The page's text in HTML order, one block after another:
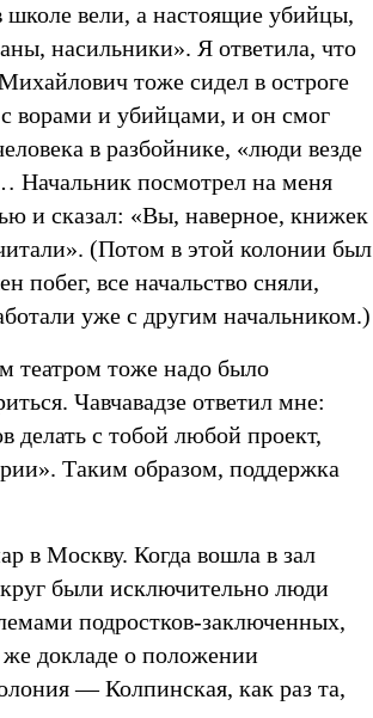
школе вели, а настоящие убийцы,
насильники». Я ответила, что
тоже сидел в остроге
ворами и убийцами, и он смог
в разбойнике, «люди везде
Начальник посмотрел на меня
и сказал: «Вы, наверное, книжек
(Потом в этой колонии был
побег, все начальство сняли,
уже с другим начальником.)
театром тоже надо было
Чавчавадзе ответил мне:
делать с тобой любой проект,
Таким образом, поддержка
в Москву. Когда вошла в зал
были исключительно люди
подростков-заключенных,
докладе о положении
— Колпинская, как раз та,